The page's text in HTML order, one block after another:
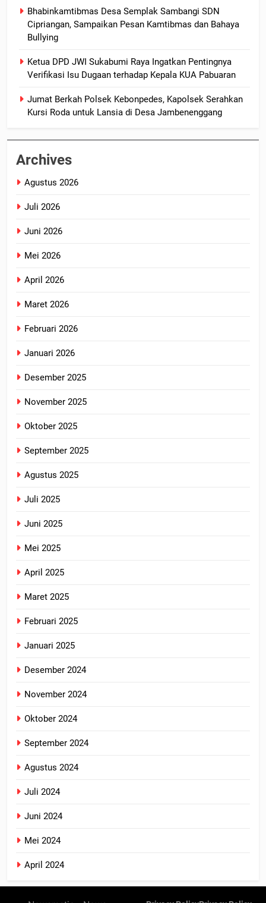
Bhabinkamtibmas Desa Semplak Sambangi SDN
Cipriangan, Sampaikan Pesan Kamtibmas dan Bahaya
Bullying
Ketua DPD JWI Sukabumi Raya Ingatkan Pentingnya
Verifikasi Isu Dugaan terhadap Kepala KUA Pabuaran
Jumat Berkah Polsek Kebonpedes, Kapolsek Serahkan
Kursi Roda untuk Lansia di Desa Jambenenggang
Archives
Agustus 2026
Juli 2026
Juni 2026
Mei 2026
April 2026
Maret 2026
Februari 2026
Januari 2026
Desember 2025
November 2025
Oktober 2025
September 2025
Agustus 2025
Juli 2025
Juni 2025
Mei 2025
April 2025
Maret 2025
Februari 2025
Januari 2025
Desember 2024
November 2024
Oktober 2024
September 2024
Agustus 2024
Juli 2024
Juni 2024
Mei 2024
April 2024